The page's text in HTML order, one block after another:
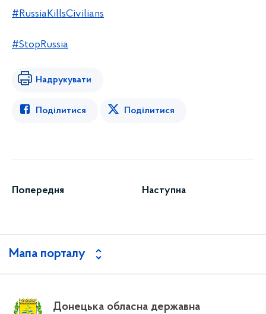
#RussiaKillsCivilians
#StopRussia
Надрукувати
Поділитися Поділитися
Попередня Наступна
Мапа порталу
Донецька обласна державна